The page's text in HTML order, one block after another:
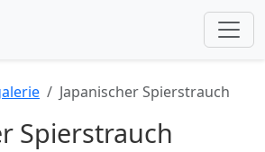
Japanischer Spierstrauch
Spierstrauch